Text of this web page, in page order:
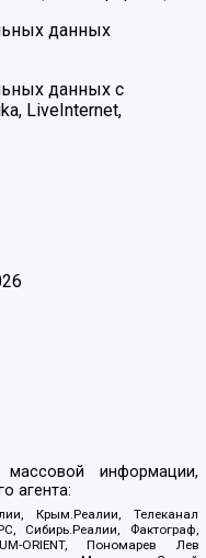
данных
данных с
LiveInternet,
информации,
агента:
Крым.Реалии, Телеканал
Сибирь.Реалии, Фактограф,
ORIENT, Пономарев Лев